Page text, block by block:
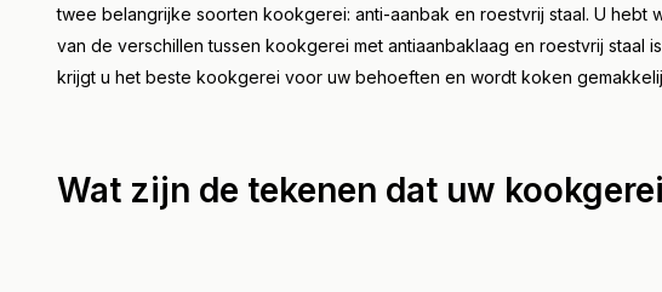
twee belangrijke soorten kookgerei: anti-aanbak en roestvrij staal. U hebt
van de verschillen tussen kookgerei met antiaanbaklaag en roestvrij staal
krijgt u het beste kookgerei voor uw behoeften en wordt koken
Wat zijn de tekenen dat uw